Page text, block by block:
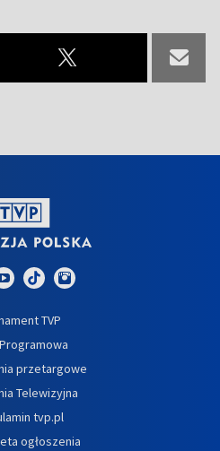
TVP
przetargowe
Telewizyjna
tvp.pl
ogłoszenia